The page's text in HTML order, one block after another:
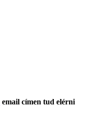
email címen tud elérni